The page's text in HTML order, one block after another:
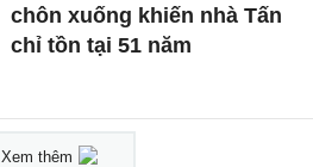
chôn xuống khiến nhà Tấn
chỉ tồn tại 51 năm
Xem thêm